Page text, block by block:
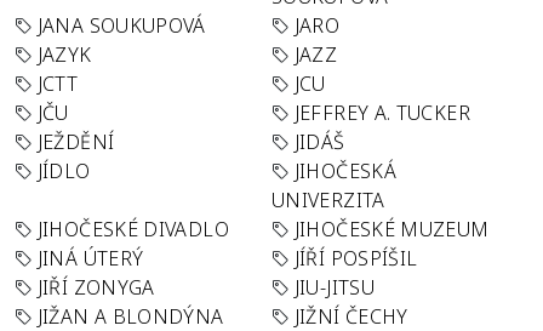
JANA SOUKUPOVÁ
JARO
JAZYK
JAZZ
JCTT
JCU
JČU
JEFFREY A. TUCKER
JEŽDĚNÍ
JIDÁŠ
JÍDLO
JIHOČESKÁ
UNIVERZITA
JIHOČESKÉ DIVADLO
JIHOČESKÉ MUZEUM
JINÁ ÚTERÝ
JÍŘÍ POSPÍŠIL
JIŘÍ ZONYGA
JIU-JITSU
JIŽAN A BLONDÝNA
JIŽNÍ ČECHY